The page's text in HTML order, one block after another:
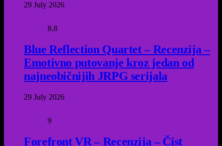
29 July 2026
8.8
Blue Reflection Quartet – Recenzija –
Emotivno putovanje kroz jedan od
najneobičnijih JRPG serijala
29 July 2026
9
Forefront VR – Recenzija – Čist